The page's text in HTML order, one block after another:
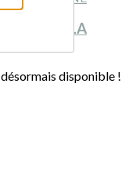
du CCC LA
disponible !